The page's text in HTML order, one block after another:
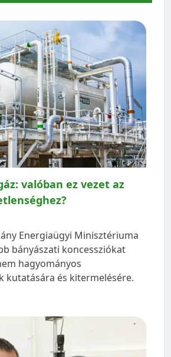
valóban ez vezet az
Energiaügyi Minisztériuma
bányászati koncessziókat
hagyományos
kutatására és kitermelésére.